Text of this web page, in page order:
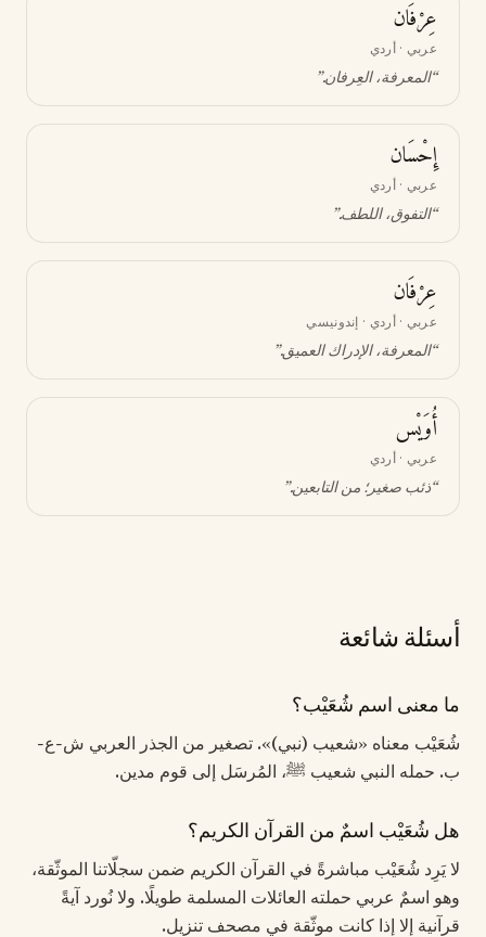
عِرْفَان
عربي · أردي
“المعرفة، العِرفان.”
إِحْسَان
عربي · أردي
“التفوق، اللطف.”
عِرْفَان
عربي · أردي · إندونيسي
“المعرفة، الإدراك العميق.”
أُوَيْس
عربي · أردي
“ذئب صغير؛ من التابعين.”
أسئلة شائعة
ما معنى اسم شُعَيْب؟
شُعَيْب معناه «شعيب (نبي)». تصغير من الجذر العربي ش-ع-
ب. حمله النبي شعيب ﷺ، المُرسَل إلى قوم مدين.
هل شُعَيْب اسمٌ من القرآن الكريم؟
لا يَرِد شُعَيْب مباشرةً في القرآن الكريم ضمن سجلّاتنا الموثّقة،
وهو اسمٌ عربي حملته العائلات المسلمة طويلًا. ولا نُورد آيةً
قرآنية إلا إذا كانت موثّقة في مصحف تنزيل.